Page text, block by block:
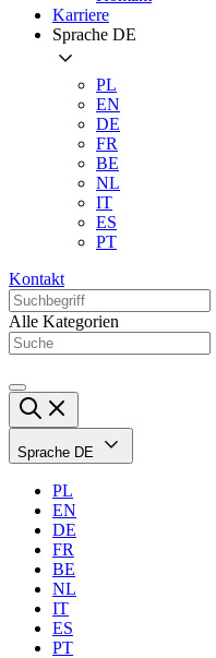
Karriere
Sprache DE
PL
EN
DE
FR
BE
NL
IT
ES
PT
Kontakt
Alle Kategorien
Sprache DE
PL
EN
DE
FR
BE
NL
IT
ES
PT